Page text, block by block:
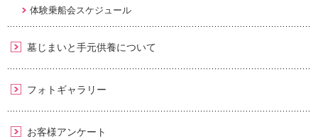
体験乗船会スケジュール
墓じまいと手元供養について
フォトギャラリー
お客様アンケート